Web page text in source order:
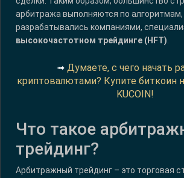
арбитража выполняются по алгоритмам,
разрабатывались компаниями,
высокочастотном трейдинге (HFT)
➟ Думаете, с чего начать
криптовалютами? Купите биткоин
KUCOIN!
Что такое
трейдинг?
Арбитражный трейдинг – это торговая